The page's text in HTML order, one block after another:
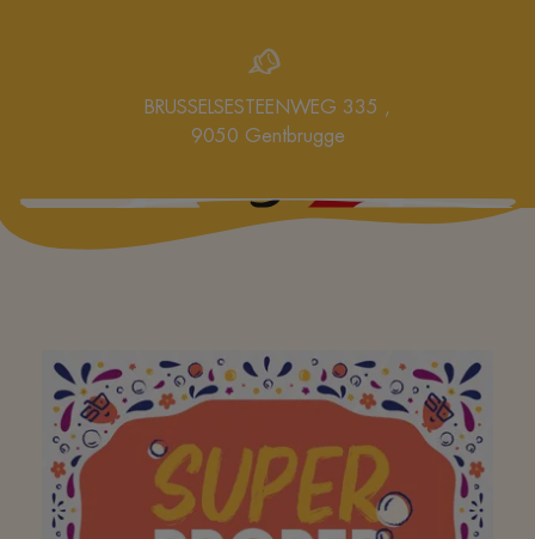
BRUSSELSESTEENWEG 335 ,
9050 Gentbrugge